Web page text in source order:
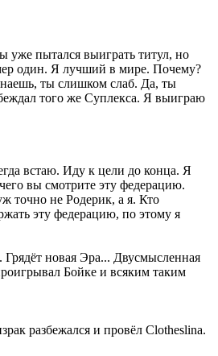
уже пытался выиграть титул, но
один. Я лучший в мире. Почему?
ты слишком слаб. Да, ты
того же Суплекса. Я выиграю
встаю. Иду к цели до конца. Я
вы смотрите эту федерацию.
точно не Родерик, а я. Кто
эту федерацию, по этому я
новая Эра... Двусмысленная
Бойке и всяким таким
разбежался и провёл Clotheslina.